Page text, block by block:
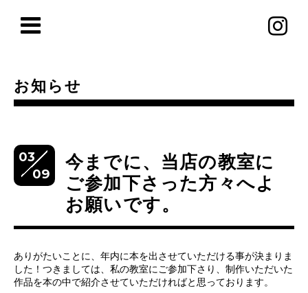
お知らせ
03
09
今までに、当店の教室に
ご参加下さった方々へよ
お願いです。
ありがたいことに、年内に本を出させていただける事が決まりま
した！つきましては、私の教室にご参加下さり、制作いただいた
作品を本の中で紹介させていただければと思っております。